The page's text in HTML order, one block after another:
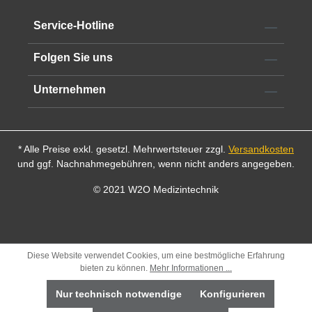
Service-Hotline
Folgen Sie uns
Unternehmen
* Alle Preise exkl. gesetzl. Mehrwertsteuer zzgl. Versandkosten
und ggf. Nachnahmegebühren, wenn nicht anders angegeben.
© 2021 W2O Medizintechnik
Diese Website verwendet Cookies, um eine bestmögliche Erfahrung
bieten zu können. Mehr Informationen ...
Nur technisch notwendige Konfigurieren